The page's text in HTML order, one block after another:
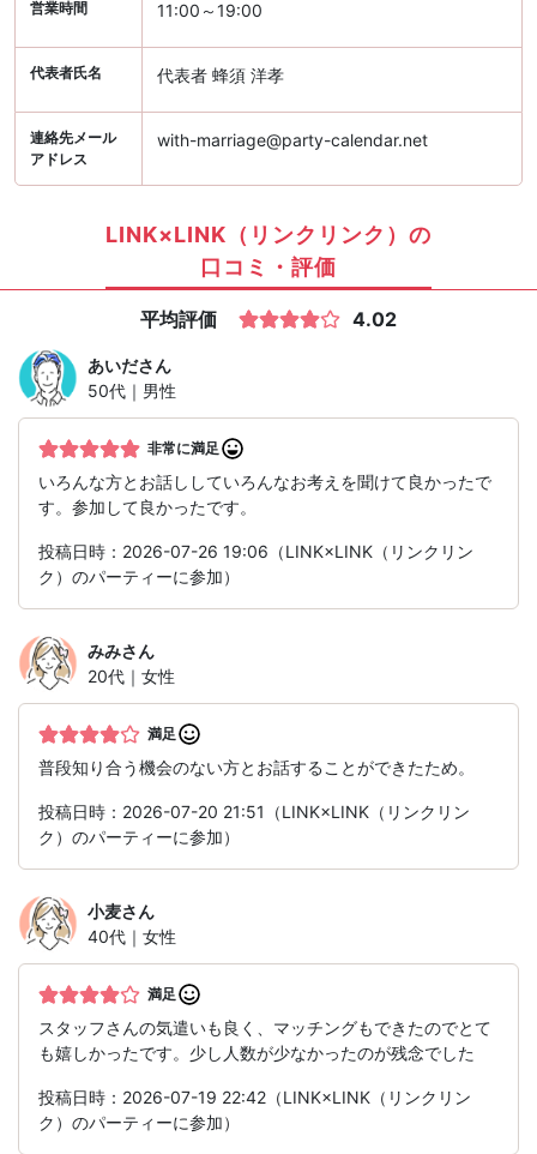
営業時間 11:00～19:00
代表者氏名 代表者 蜂須 洋孝
連絡先メール
アドレス
with-marriage@party-calendar.net
LINK×LINK（リンクリンク）の
口コミ・評価
平均評価 4.02
あいださん
50代｜男性
非常に満足
いろんな方とお話ししていろんなお考えを聞けて良かったで
す。参加して良かったです。
投稿日時：2026-07-26 19:06（LINK×LINK（リンクリン
ク）のパーティーに参加）
みみさん
20代｜女性
満足
普段知り合う機会のない方とお話することができたため。
投稿日時：2026-07-20 21:51（LINK×LINK（リンクリン
ク）のパーティーに参加）
小麦さん
40代｜女性
満足
スタッフさんの気遣いも良く、マッチングもできたのでとて
も嬉しかったです。少し人数が少なかったのが残念でした
投稿日時：2026-07-19 22:42（LINK×LINK（リンクリン
ク）のパーティーに参加）